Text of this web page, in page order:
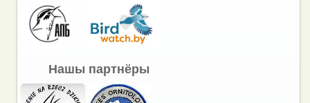
Нашы партнёры